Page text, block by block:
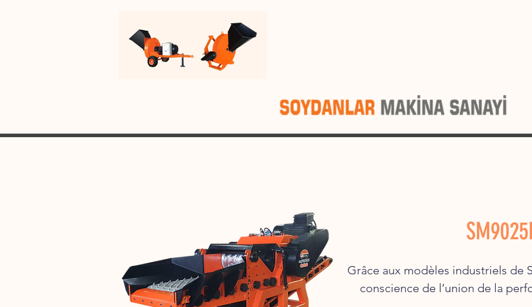
Grâce aux modèles industriels de
conscience de l’union de la